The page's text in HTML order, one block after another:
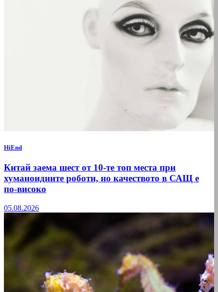
HiEnd
Китай заема шест от 10-те топ места при
хуманоидните роботи, но качеството в САЩ е
по-високо
05.08.2026